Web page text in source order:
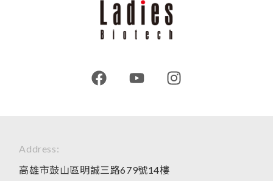
Address:
高雄市鼓山區明誠三路679號14樓